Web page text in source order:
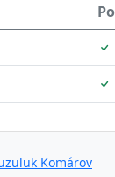
Komárov